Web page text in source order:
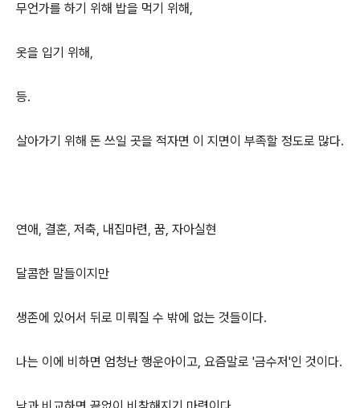
무언가를 하기 위해 밥을 먹기 위해,
옷을 입기 위해,
등.
살아가기 위해 돈 쓰일 곳을 적자면 이 지면이 부족할 정도로 많다.
연애, 결혼, 저축, 내집마련, 꿈, 자아실현
달콤한 말들이지만
생존에 있어서 뒤로 미뤄질 수 밖에 없는 것들이다.
나는 이에 비하면 엄청난 행운아이고, 요즘말로 '금수저'인 것이다.